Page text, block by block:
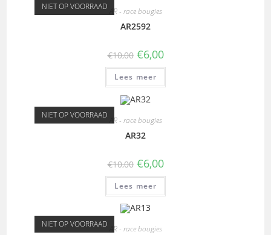
NIET OP VOORRAAD AR - race bougies
AR2592
€10,00 €6,00
Lees meer
NIET OP VOORRAAD AR - race bougies
AR32
€10,00 €6,00
Lees meer
NIET OP VOORRAAD AR - race bougies